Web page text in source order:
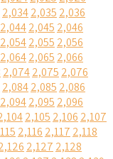
2,0342,035 2,036
2,0442,045 2,046
2,0542,055 2,056
2,0642,065 2,066
2,0742,075 2,076
2,0842,085 2,086
2,0942,095 2,096
2,105 2,106 2,107
2,116 2,117 2,118
2,127 2,128